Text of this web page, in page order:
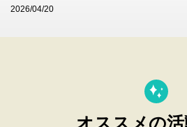
2026/04/20